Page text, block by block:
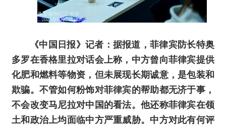
《中国日报》记者：据报道，菲律宾防长特奥
多罗在香格里拉对话会上称，中方曾向菲律宾提供
化肥和燃料等物资，但未展现长期诚意，是包装和
欺骗。不管如何粉饰对菲律宾的帮助都无济于事，
不会改变马尼拉对中国的看法。他还称菲律宾在领
土和政治上均面临中方严重威胁。中方对此有何评